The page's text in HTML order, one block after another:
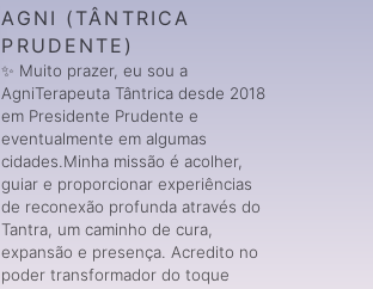
AGNI (TÂNTRICA
PRUDENTE)
✨ Muito prazer, eu sou a
AgniTerapeuta Tântrica desde 2018
em Presidente Prudente e
eventualmente em algumas
cidades.Minha missão é acolher,
guiar e proporcionar experiências
de reconexão profunda através do
Tantra, um caminho de cura,
expansão e presença. Acredito no
poder transformador do toque